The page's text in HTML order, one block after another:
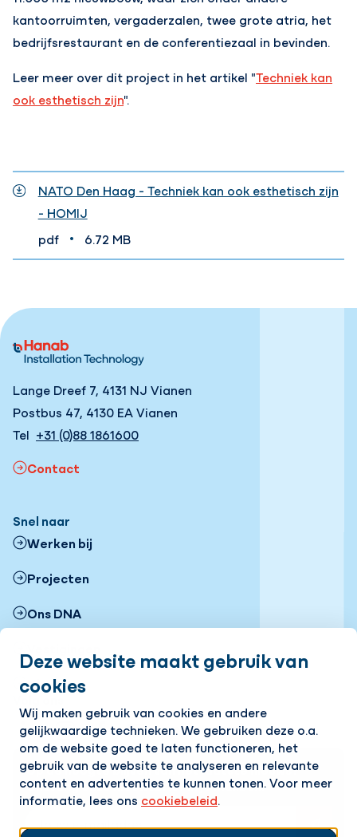
Deze website maakt gebruik van
cookies
Wij maken gebruik van cookies en andere
gelijkwaardige technieken. We gebruiken deze o.a.
om de website goed te laten functioneren, het
gebruik van de website te analyseren en relevante
content en advertenties te kunnen tonen. Voor meer
informatie, lees ons cookiebeleid.
kantoorruimten, vergaderzalen, twee grote atria, het
bedrijfsrestaurant en de conferentiezaal in bevinden.
Leer meer over dit project in het artikel "Techniek kan
ook esthetisch zijn".
NATO Den Haag - Techniek kan ook esthetisch zijn
- HOMIJ
pdf
• 6.72 MB
Lange Dreef 7, 4131 NJ Vianen
Postbus 47, 4130 EA Vianen
Tel +31 (0)88 1861600
Contact
Snel naar
Werken bij
Projecten
Ons DNA
Nieuws
LinkedInInstagramFacebookYouTubeFlickr
Op de hoogte blijven van het laatste nieuws?
Ontvang onze nieuwsbrief in je mailbox!